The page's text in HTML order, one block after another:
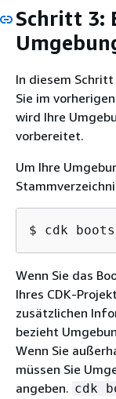
Schritt 3:
In diesem Schritt
Sie im
wird Ihre
vorbereitet.
Um Ihre
$ cdk
Wenn Sie das
Ihres CDK-
zusätzlichen
bezieht
Wenn Sie
müssen Sie
angeben. cdk